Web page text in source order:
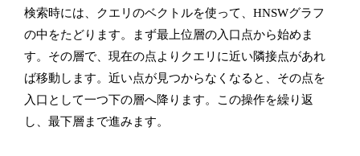
検索時には、クエリのベクトルを使って、HNSWグラフ
の中をたどります。まず最上位層の入口点から始めま
す。その層で、現在の点よりクエリに近い隣接点があれ
ば移動します。近い点が見つからなくなると、その点を
入口として一つ下の層へ降ります。この操作を繰り返
し、最下層まで進みます。